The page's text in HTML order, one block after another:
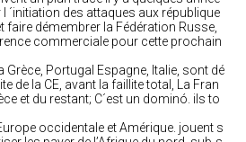
´initiation des attaques aux république
démembrer la Fédération Russe,
commerciale pour cette prochain
Grèce, Portugal Espagne, Italie, sont dé
de la CE, avant la faillite total, La Fran
et du restant; C´est un dominó. ils to
occidentale et Amérique. jouent s